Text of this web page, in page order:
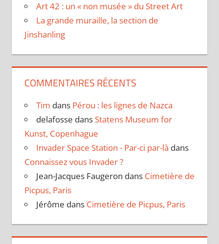
Art 42 : un « non musée » du Street Art
La grande muraille, la section de
Jinshanling
COMMENTAIRES RÉCENTS
Tim dans Pérou : les lignes de Nazca
delafosse dans Statens Museum for
Kunst, Copenhague
Invader Space Station - Par-ci par-là dans
Connaissez vous Invader ?
Jean-Jacques Faugeron dans Cimetière de
Picpus, Paris
Jérôme dans Cimetière de Picpus, Paris